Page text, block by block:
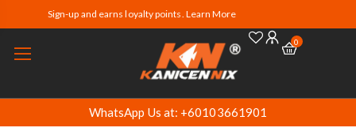
Sign-up and earns loyalty points. Learn More
0
WhatsApp Us at: +60103661901